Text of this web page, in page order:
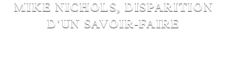
MIKE NICHOLS, DISPARITION
D'UN SAVOIR-FAIRE